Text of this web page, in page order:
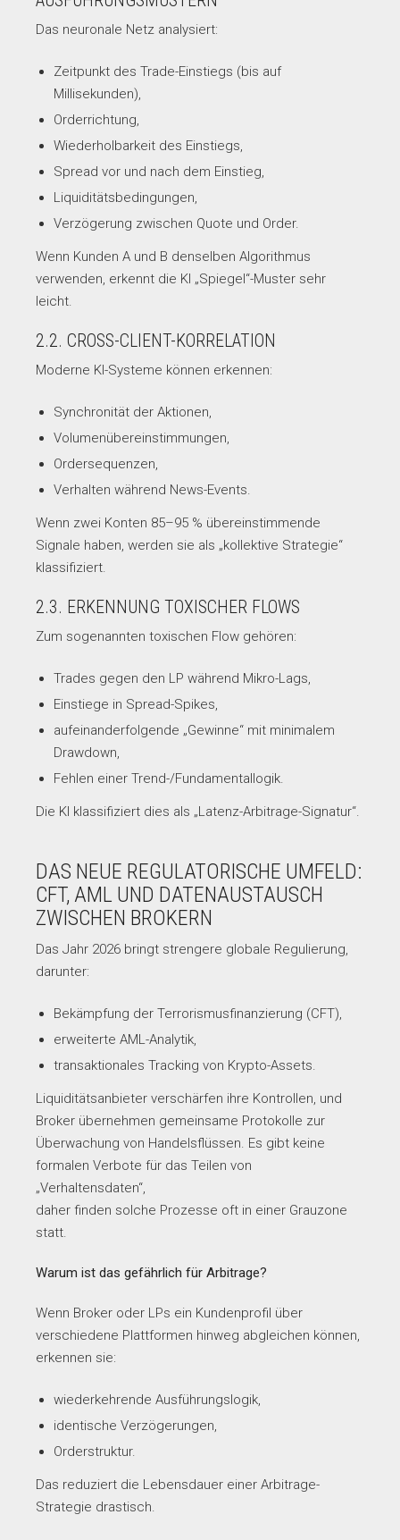
Das neuronale Netz analysiert:
Zeitpunkt des Trade-Einstiegs (bis auf
Millisekunden),
Orderrichtung,
Wiederholbarkeit des Einstiegs,
Spread vor und nach dem Einstieg,
Liquiditätsbedingungen,
Verzögerung zwischen Quote und Order.
Wenn Kunden A und B denselben Algorithmus
verwenden, erkennt die KI „Spiegel“-Muster sehr
leicht.
2.2. CROSS-CLIENT-KORRELATION
Moderne KI-Systeme können erkennen:
Synchronität der Aktionen,
Volumenübereinstimmungen,
Ordersequenzen,
Verhalten während News-Events.
Wenn zwei Konten 85–95 % übereinstimmende
Signale haben, werden sie als „kollektive Strategie“
klassifiziert.
2.3. ERKENNUNG TOXISCHER FLOWS
Zum sogenannten toxischen Flow gehören:
Trades gegen den LP während Mikro-Lags,
Einstiege in Spread-Spikes,
aufeinanderfolgende „Gewinne“ mit minimalem
Drawdown,
Fehlen einer Trend-/Fundamentallogik.
Die KI klassifiziert dies als „Latenz-Arbitrage-Signatur“.
DAS NEUE REGULATORISCHE UMFELD:
CFT, AML UND DATENAUSTAUSCH
ZWISCHEN BROKERN
Das Jahr 2026 bringt strengere globale Regulierung,
darunter:
Bekämpfung der Terrorismusfinanzierung (CFT),
erweiterte AML-Analytik,
transaktionales Tracking von Krypto-Assets.
Liquiditätsanbieter verschärfen ihre Kontrollen, und
Broker übernehmen gemeinsame Protokolle zur
Überwachung von Handelsflüssen. Es gibt keine
formalen Verbote für das Teilen von
„Verhaltensdaten“,
daher finden solche Prozesse oft in einer Grauzone
statt.
Warum ist das gefährlich für Arbitrage?
Wenn Broker oder LPs ein Kundenprofil über
verschiedene Plattformen hinweg abgleichen können,
erkennen sie:
wiederkehrende Ausführungslogik,
identische Verzögerungen,
Orderstruktur.
Das reduziert die Lebensdauer einer Arbitrage-
Strategie drastisch.